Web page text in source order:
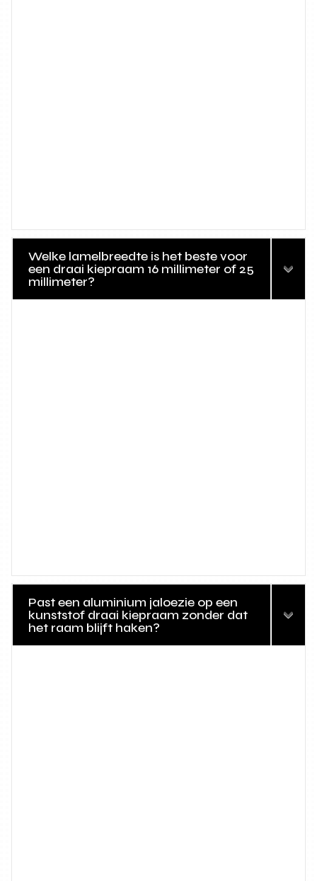
Welke lamelbreedte is het beste voor
een draai kiepraam 16 millimeter of 25
millimeter?
Past een aluminium jaloezie op een
kunststof draai kiepraam zonder dat
het raam blijft haken?